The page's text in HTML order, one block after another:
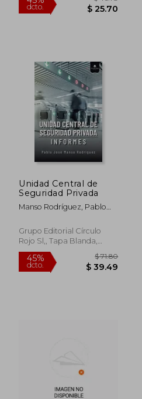
45%
dcto. $ 25.70
Unidad Central de
Seguridad Privada
Manso Rodríguez, Pablo
Grupo Editorial Círculo
Rojo Sl,, Tapa Blanda,
Nuevo